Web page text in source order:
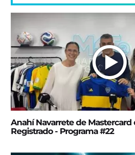
Anahí Navarrete de Mastercard
Registrado - Programa #22